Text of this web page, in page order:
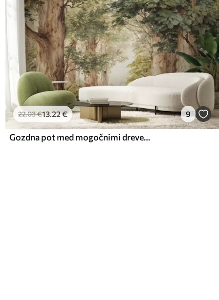
22.03€13.22€ 9
Gozdna pot med mogočnimi drevesi v akvarelnem slogu